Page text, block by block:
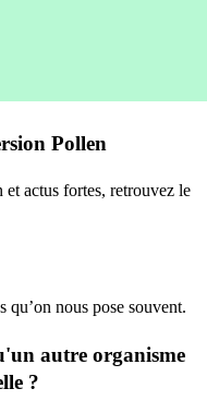
Pollen
actus fortes, retrouvez le
qu’on nous pose souvent.
autre organisme
?